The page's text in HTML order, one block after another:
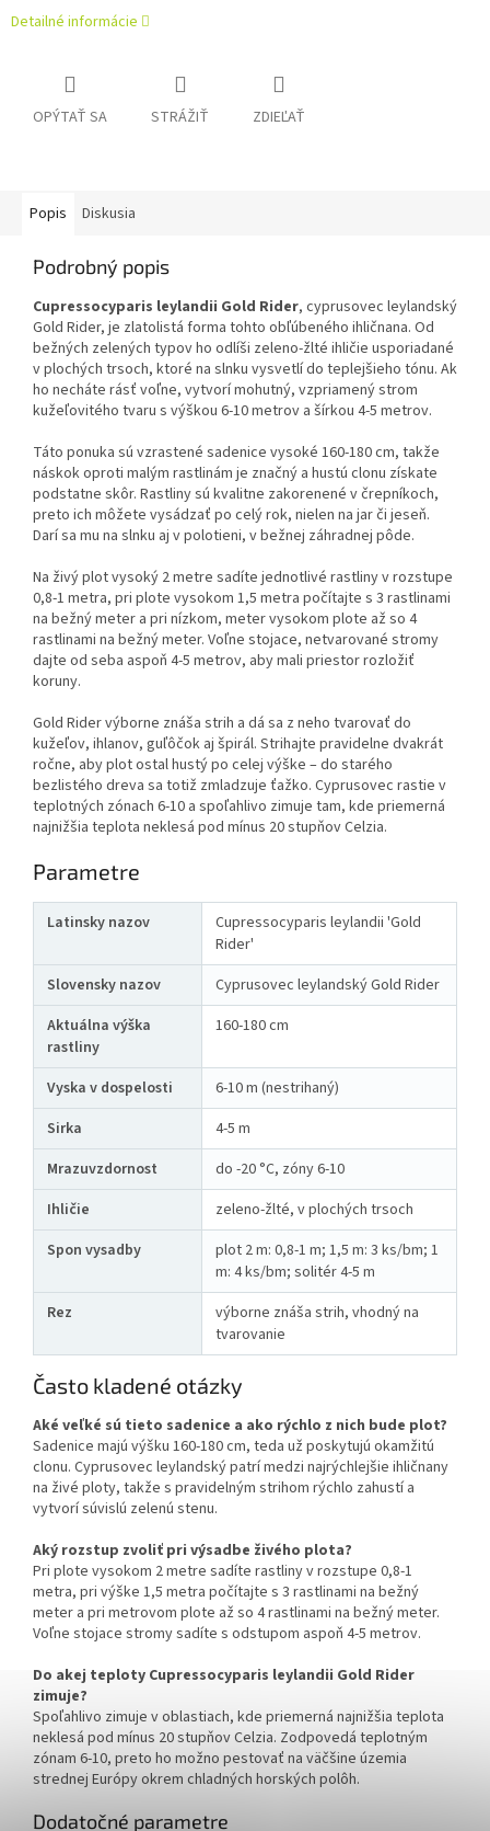
Detailné informácie
OPÝTAŤ SA STRÁŽIŤ ZDIEĽAŤ
Popis Diskusia
Podrobný popis
Cupressocyparis leylandii Gold Rider, cyprusovec leylandský
Gold Rider, je zlatolistá forma tohto obľúbeného ihličnana. Od
bežných zelených typov ho odlíši zeleno-žlté ihličie usporiadané
v plochých trsoch, ktoré na slnku vysvetlí do teplejšieho tónu. Ak
ho necháte rásť voľne, vytvorí mohutný, vzpriamený strom
kužeľovitého tvaru s výškou 6-10 metrov a šírkou 4-5 metrov.
Táto ponuka sú vzrastené sadenice vysoké 160-180 cm, takže
náskok oproti malým rastlinám je značný a hustú clonu získate
podstatne skôr. Rastliny sú kvalitne zakorenené v črepníkoch,
preto ich môžete vysádzať po celý rok, nielen na jar či jeseň.
Darí sa mu na slnku aj v polotieni, v bežnej záhradnej pôde.
Na živý plot vysoký 2 metre sadíte jednotlivé rastliny v rozstupe
0,8-1 metra, pri plote vysokom 1,5 metra počítajte s 3 rastlinami
na bežný meter a pri nízkom, meter vysokom plote až so 4
rastlinami na bežný meter. Voľne stojace, netvarované stromy
dajte od seba aspoň 4-5 metrov, aby mali priestor rozložiť
koruny.
Gold Rider výborne znáša strih a dá sa z neho tvarovať do
kužeľov, ihlanov, guľôčok aj špirál. Strihajte pravidelne dvakrát
ročne, aby plot ostal hustý po celej výške – do starého
bezlistého dreva sa totiž zmladzuje ťažko. Cyprusovec rastie v
teplotných zónach 6-10 a spoľahlivo zimuje tam, kde priemerná
najnižšia teplota neklesá pod mínus 20 stupňov Celzia.
Parametre
Latinsky nazov
Cupressocyparis leylandii 'Gold
Rider'
Slovensky nazov
Cyprusovec leylandský Gold Rider
Aktuálna výška
rastliny
160-180 cm
Vyska v dospelosti
6-10 m (nestrihaný)
Sirka
4-5 m
Mrazuvzdornost
do -20 °C, zóny 6-10
Ihličie
zeleno-žlté, v plochých trsoch
Spon vysadby
plot 2 m: 0,8-1 m; 1,5 m: 3 ks/bm; 1
m: 4 ks/bm; solitér 4-5 m
Rez
výborne znáša strih, vhodný na
tvarovanie
Často kladené otázky
Aké veľké sú tieto sadenice a ako rýchlo z nich bude plot?
Sadenice majú výšku 160-180 cm, teda už poskytujú okamžitú
clonu. Cyprusovec leylandský patrí medzi najrýchlejšie ihličnany
na živé ploty, takže s pravidelným strihom rýchlo zahustí a
vytvorí súvislú zelenú stenu.
Aký rozstup zvoliť pri výsadbe živého plota?
Pri plote vysokom 2 metre sadíte rastliny v rozstupe 0,8-1
metra, pri výške 1,5 metra počítajte s 3 rastlinami na bežný
meter a pri metrovom plote až so 4 rastlinami na bežný meter.
Voľne stojace stromy sadíte s odstupom aspoň 4-5 metrov.
Do akej teploty Cupressocyparis leylandii Gold Rider
zimuje?
Spoľahlivo zimuje v oblastiach, kde priemerná najnižšia teplota
neklesá pod mínus 20 stupňov Celzia. Zodpovedá teplotným
zónam 6-10, preto ho možno pestovať na väčšine územia
strednej Európy okrem chladných horských polôh.
Dodatočné parametre